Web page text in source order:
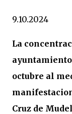
9.10.2024
La
octubre al
Cruz de